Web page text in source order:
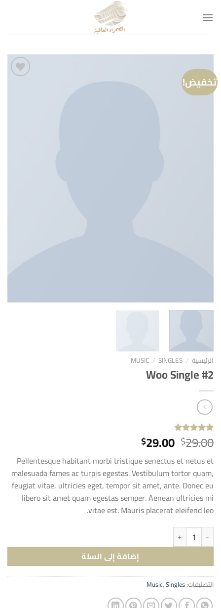
للمحتوى
تخفيض!
الرئيسية /
MUSIC / SINGLES
Woo Single #2
تم التقييم
بـ4.75من
تقييم
4
عملاء
$29.00 السعر
الأصلي
هو:
$29.00.
$29.00 السعر
الحالي
هو:
$29.00.
Pellentesque habitant morbi tristique senectus et netus et
malesuada fames ac turpis egestas. Vestibulum tortor quam,
feugiat vitae, ultricies eget, tempor sit amet, ante. Donec eu
libero sit amet quam egestas semper. Aenean ultricies mi
vitae est. Mauris placerat eleifend leo.
كمية Woo Single #2
إضافة إلى السلة
التصنيفات: Music,Singles